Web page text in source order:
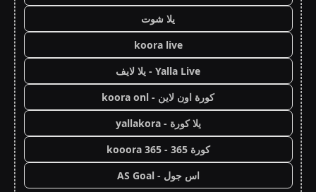
يلا شوت
koora live
Yalla Live - يلا لايف
كورة اون لاين - koora onl
يلا كورة - yallakora
كورة 365 - kooora 365
اس جول - AS Goal